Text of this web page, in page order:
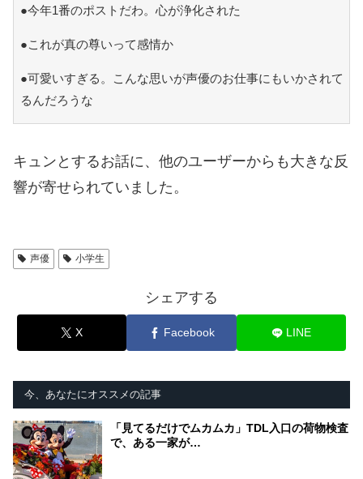
●今年1番のポストだわ。心が浄化された
●これが真の尊いって感情か
●可愛いすぎる。こんな思いが声優のお仕事にもいかされて
るんだろうな
キュンとするお話に、他のユーザーからも大きな反
響が寄せられていました。
声優 小学生
シェアする
X Facebook LINE
今、あなたにオススメの記事
「見てるだけでムカムカ」TDL入口の荷物検査
で、ある一家が…